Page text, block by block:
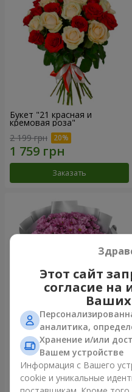
Букет "21 красная и
кремовая роза"
2 199 грн
Заказать
Букет "Твои хризантемы"
1 646 грн
Заказать
Этот сайт
согласие на
аналитика,
Хранение и/или
Вашем устройстве
Информация с Вашего
cookie и уникальные